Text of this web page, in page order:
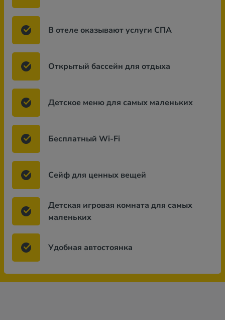
В отеле оказывают услуги СПА
Открытый бассейн для отдыха
Детское меню для самых маленьких
Бесплатный Wi-Fi
Сейф для ценных вещей
Детская игровая комната для самых
маленьких
Удобная автостоянка